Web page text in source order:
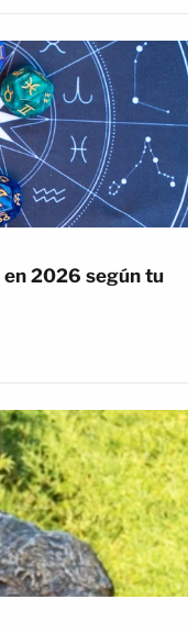
en 2026 según tu